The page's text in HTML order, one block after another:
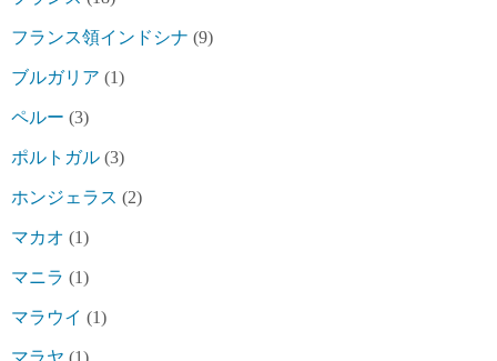
フランス領インドシナ (9)
ブルガリア (1)
ペルー (3)
ポルトガル (3)
ホンジェラス (2)
マカオ (1)
マニラ (1)
マラウイ (1)